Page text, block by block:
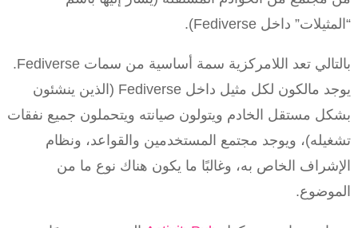
“المثيلات” داخل Fediverse).
بالتالي تعد اللامركزية سمة أساسية من سمات Fediverse.
يوجد مالكون لكل مثيل داخل Fediverse (الذين ينشئون
بشكل مستقل الخادم ويتولون صيانته ويتحملون جميع نفقات
تشغيله)، ويوجد مجتمع المستخدمين والقواعد، ونظام
الإشراف الخاص به، وغالبًا ما يكون هناك نوع ما من
الموضوع.